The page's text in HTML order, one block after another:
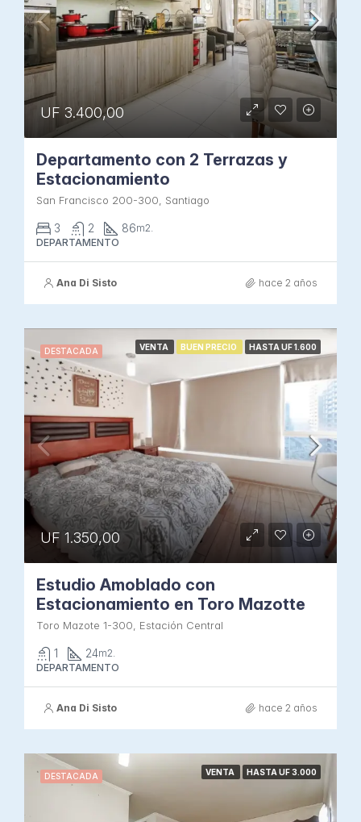
UF 3.400,00
Departamento con 2 Terrazas y
Estacionamiento
San Francisco 200-300, Santiago
3 2 86m2.
DEPARTAMENTO
Ana Di Sisto hace 2 años
DESTACADA VENTA BUEN PRECIO HASTA UF 1.600
UF 1.350,00
Estudio Amoblado con
Estacionamiento en Toro Mazotte
Toro Mazote 1-300, Estación Central
1 24m2.
DEPARTAMENTO
Ana Di Sisto hace 2 años
DESTACADA VENTA HASTA UF 3.000